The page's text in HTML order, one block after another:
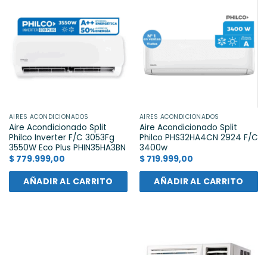
AIRES ACONDICIONADOS
Aire Acondicionado Split
Philco Inverter F/C 3053Fg
3550W Eco Plus PHIN35HA3BN
$779.999,00
AÑADIR AL CARRITO
AIRES ACONDICIONADOS
Aire Acondicionado Split
Philco PHS32HA4CN 2924 F/C
3400w
$719.999,00
AÑADIR AL CARRITO